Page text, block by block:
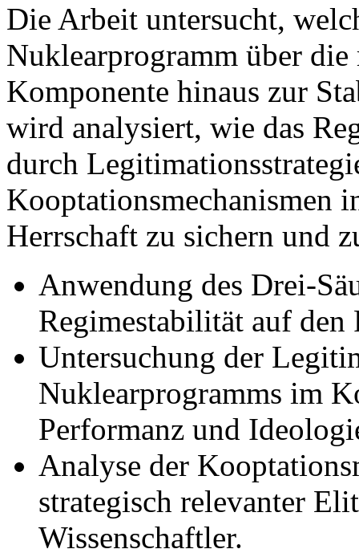
Die Arbeit untersucht,
Nuklearprogramm über
Komponente hinaus zur
wird analysiert, wie das
durch
Kooptationsmechanismen
Herrschaft zu sichern und
Anwendung des Drei-
Regimestabilität auf
Untersuchung der
Nuklearprogramms im
Performanz und
Analyse der
strategisch relevanter
Wissenschaftler.